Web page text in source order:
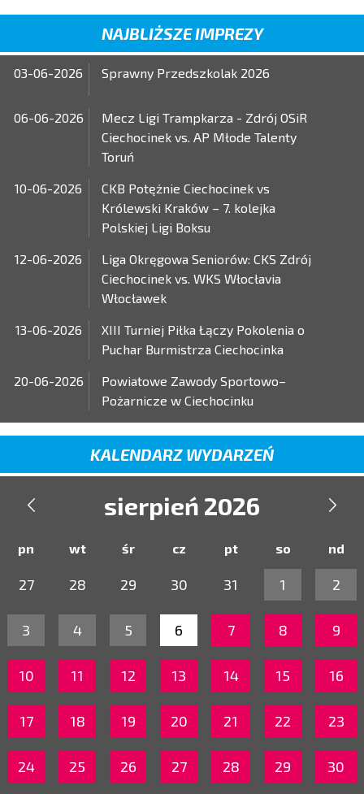
NAJBLIŻSZE IMPREZY
03-06-2026 Sprawny Przedszkolak 2026
06-06-2026
Mecz Ligi Trampkarza - Zdrój OSiR
Ciechocinek vs. AP Młode Talenty
Toruń
10-06-2026
CKB Potężnie Ciechocinek vs
Królewski Kraków – 7. kolejka
Polskiej Ligi Boksu
12-06-2026
Liga Okręgowa Seniorów: CKS Zdrój
Ciechocinek vs. WKS Włocłavia
Włocławek
13-06-2026
XIII Turniej Piłka Łączy Pokolenia o
Puchar Burmistrza Ciechocinka
20-06-2026
Powiatowe Zawody Sportowo–
Pożarnicze w Ciechocinku
KALENDARZ WYDARZEŃ
 sierpień 2026 
pn wt śr cz pt so nd
27 28 29 30 31 1 2
3 4 5 6 7 8 9
10 11 12 13 14 15 16
17 18 19 20 21 22 23
24 25 26 27 28 29 30